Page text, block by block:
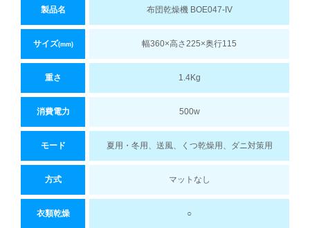
製品名 布団乾燥機 BOE047-IV
サイズ(mm) 幅360×高さ225×奥行115
重さ 1.4Kg
消費電力 500w
モード 夏用・冬用、送風、くつ乾燥用、ダニ対策用
方式 マットなし
衣類乾燥 ○